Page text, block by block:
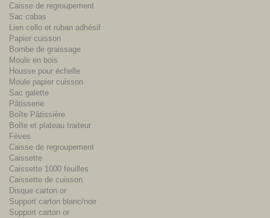
Caisse de regroupement
Sac cabas
Lien cello et ruban adhésif
Papier cuisson
Bombe de graissage
Moule en bois
Housse pour échelle
Moule papier cuisson
Sac galette
Pâtisserie
Boîte Pâtissière
Boîte et plateau traiteur
Fèves
Caisse de regroupement
Caissette
Caissette 1000 feuilles
Caissette de cuisson
Disque carton or
Support carton blanc/noir
Support carton or